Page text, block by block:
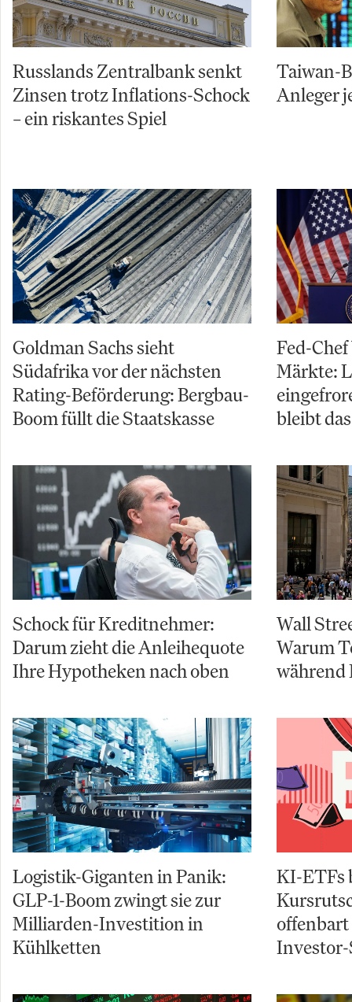
Russlands Zentralbank senkt
Zinsen trotz Inflations-Schock
– ein riskantes Spiel
Taiwan-
Anleger
Goldman Sachs sieht
Südafrika vor der nächsten
Rating-Beförderung: Bergbau-
Boom füllt die Staatskasse
Fed-
Märkte:
bleibt
Schock für Kreditnehmer:
Darum zieht die Anleihequote
Ihre Hypotheken nach oben
Wall
Warum
während
Logistik-Giganten in Panik:
GLP-1-Boom zwingt sie zur
Milliarden-Investition in
Kühlketten
KI-ETFs